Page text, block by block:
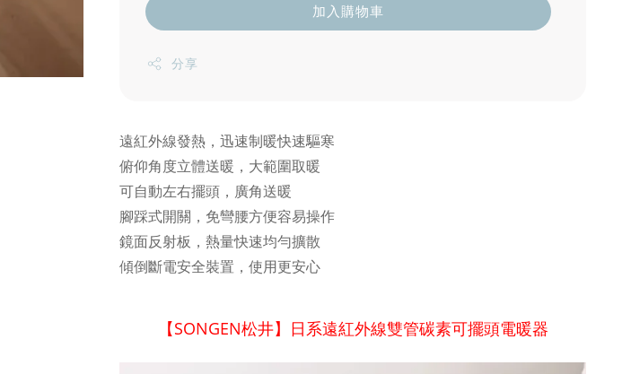
加入購物車
分享
遠紅外線發熱，迅速制暖快速驅寒
俯仰角度立體送暖，大範圍取暖
可自動左右擺頭，廣角送暖
腳踩式開關，免彎腰方便容易操作
鏡面反射板，熱量快速均勻擴散
傾倒斷電安全裝置，使用更安心
【SONGEN松井】日系遠紅外線雙管碳素可擺頭電暖器